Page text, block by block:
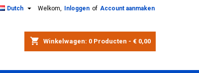
Welkom, Inloggen of Account aanmaken
Dutch 
shopping_cart Winkelwagen: 0 Producten - € 0,00